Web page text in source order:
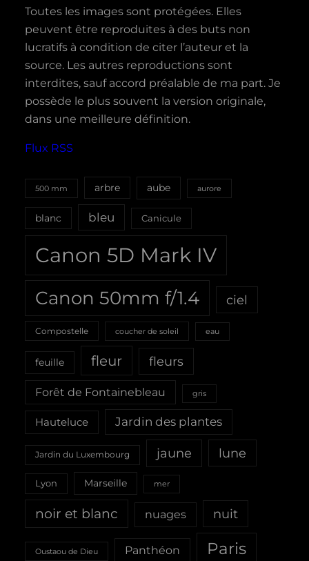
Toutes les images sont protégées. Elles
peuvent être reproduites à des buts non
lucratifs à condition de citer l’auteur et la
source. Les autres reproductions sont
interdites, sauf accord préalable de ma part. Je
possède le plus souvent la version originale,
dans une meilleure définition.
Flux RSS
500 mm arbre aube aurore
blanc bleu Canicule
Canon 5D Mark IV
Canon 50mm f/1.4 ciel
Compostelle coucher de soleil eau
feuille fleur fleurs
Forêt de Fontainebleau gris
Hauteluce Jardin des plantes
Jardin du Luxembourg jaune lune
Lyon Marseille mer
noir et blanc nuages nuit
Oustaou de Dieu Panthéon Paris